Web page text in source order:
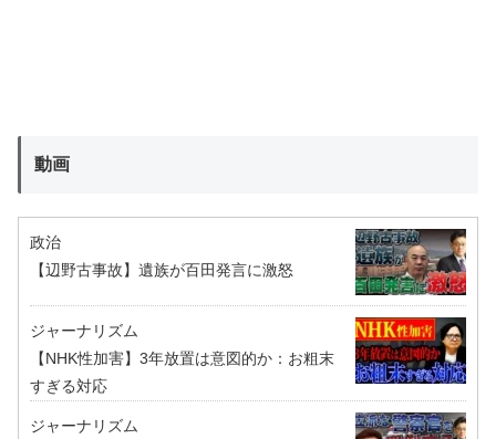
動画
政治
【辺野古事故】遺族が百田発言に激怒
ジャーナリズム
【NHK性加害】3年放置は意図的か：お粗末
すぎる対応
ジャーナリズム